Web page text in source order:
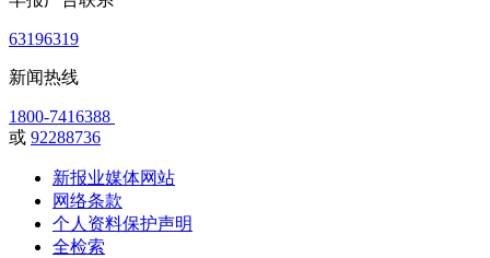
63196319
新闻热线
1800-7416388
或 92288736
新报业媒体网站
网络条款
个人资料保护声明
全检索